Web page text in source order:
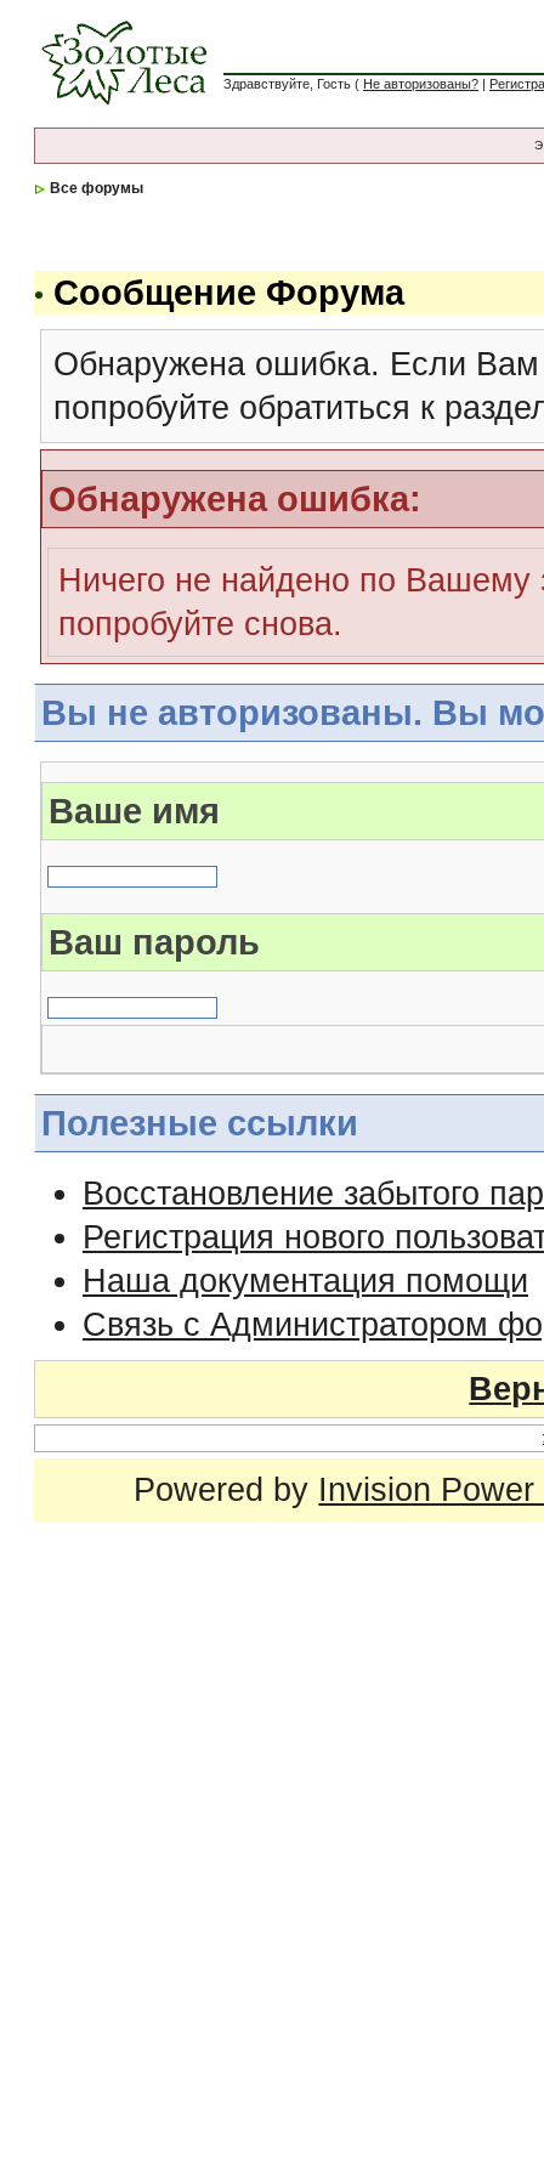
Здравствуйте, Гость ( Не авторизованы? |
Все форумы
Сообщение Форума
Обнаружена ошибка. Если
попробуйте обратиться к
Обнаружена ошибка:
Ничего не найдено по Вашему
попробуйте снова.
Вы не авторизованы. Вы
Ваше имя
Ваш пароль
Полезные ссылки
Восстановление забытого
Регистрация нового
Наша документация помощи
Связь с Администратором
Powered by Invision Power